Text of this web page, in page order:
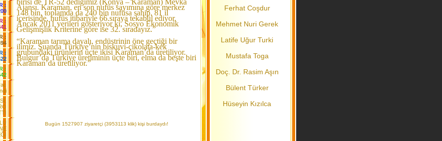
:
:
:
:
:
birisi de TR-52 dediğimiz (Konya – Karaman) Mevka
Ajansı. Karaman, en son nufüs sayımına göre merkez
148 bin, toplamda da 240 bin nufüsa sahip. 81 il
içerisinde, nufüs itibariyle 66.sıraya tekabül ediyor.
Ancak 2011 verileri gösteriyor ki, Sosyo Ekonomik
Gelişmişlik Kriterine göre ise 32. sıradayız.”
“Karaman tarıma dayalı, endüstrinin öne geçtiği bir
ilimiz. Şuanda Türkiye’nin biskuvi-çikolata-kek
grubundaki ürünlerin üçte ikisi Karaman’da üretiliyor.
Bulgur’da Türkiye üretiminin üçte biri, elma da beşte biri
Karaman’da üretiliyor.”
Bugün 1527907 ziyaretçi (3953113 klik) kişi burdaydı!
Ferhat Coşdur
Mehmet Nuri Gerek
Latife Uğur Turki
Mustafa Toga
Doç. Dr. Rasim Aşın
Bülent Türker
Hüseyin Kızılca